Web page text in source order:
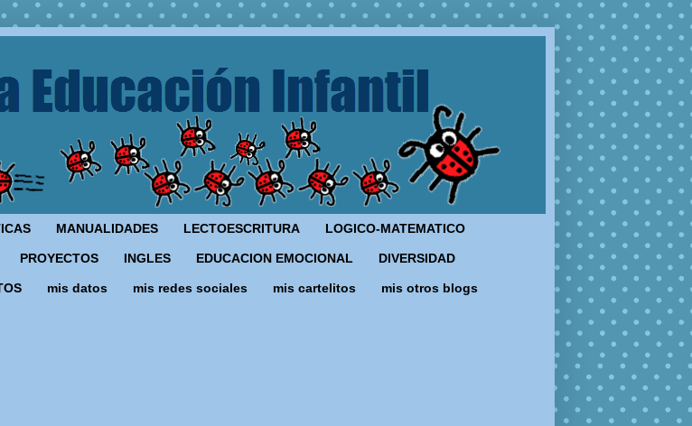
MANUALIDADES LECTOESCRITURA LOGICO-MATEMATICO
PROYECTOS INGLES EDUCACION EMOCIONAL DIVERSIDAD
mis datos mis redes sociales mis cartelitos mis otros blogs